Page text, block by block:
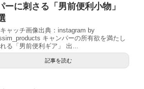
ーに刺さる「男前便利小物」
ャッチ画像出典：instagram by
キャンパーの所有欲を満たし
る「男前便利ギア」 出...
記事を読む